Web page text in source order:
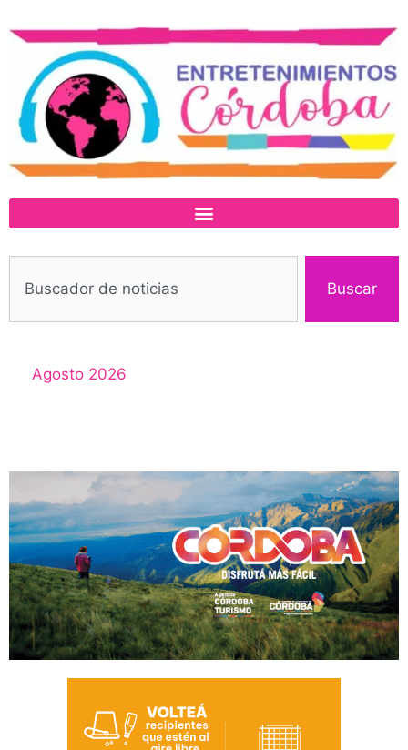
Buscar
Agosto 2026